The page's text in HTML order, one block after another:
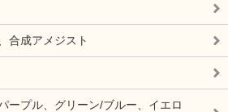
合成アメジスト
ープル、グリーン/ブルー、イエロ